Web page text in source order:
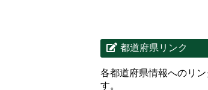
都道府県リンク
各都道府県情報へのリ
す。